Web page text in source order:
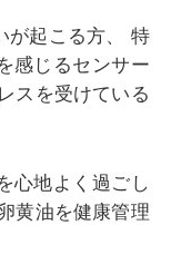
起こる方、
特
感じるセンサー
スを受けている
心地よく過ごし
黄油を健康管理